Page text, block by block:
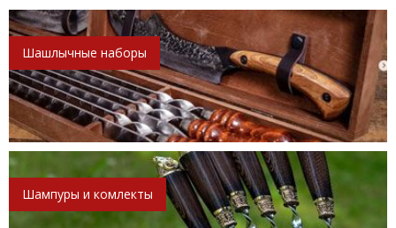
Шашлычные наборы
Шампуры и комлекты